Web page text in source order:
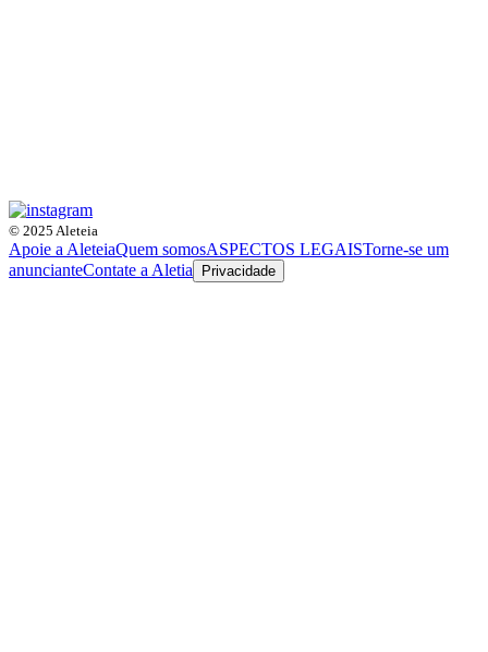
© 2025 Aleteia
Apoie a AleteiaQuem somosASPECTOS LEGAISTorne-se um
anuncianteContate a Aletia Privacidade